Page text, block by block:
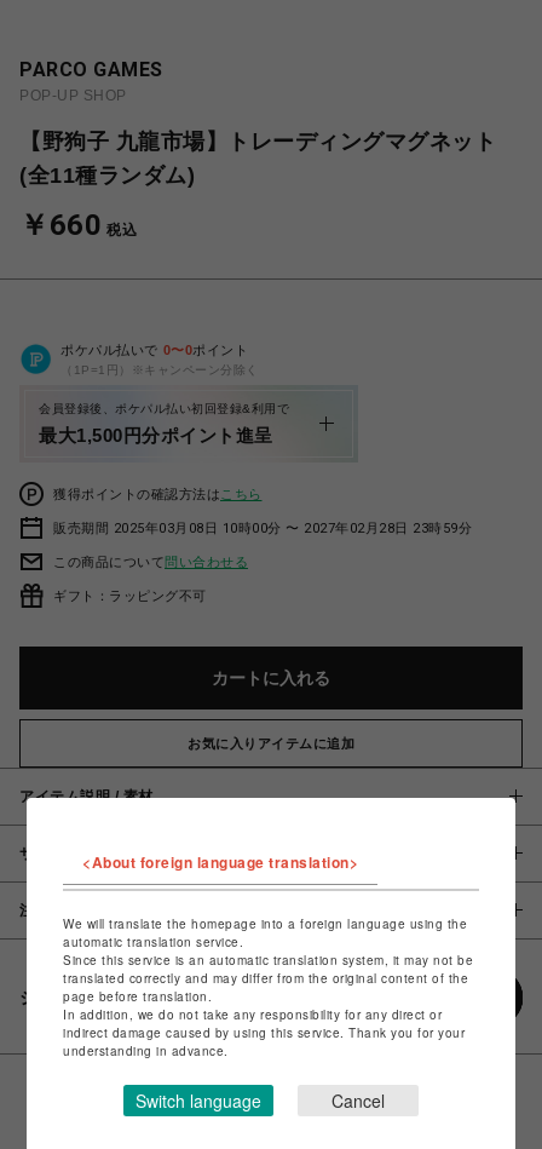
PARCO GAMES
POP-UP SHOP
【野狗子 九龍市場】トレーディングマグネット
(全11種ランダム)
￥660 税込
ポケパル払いで 0〜0ポイント
（1P=1円）※キャンペーン分除く
会員登録後、ポケパル払い初回登録&利用で
最大1,500円分ポイント進呈
獲得ポイントの確認方法は こちら
販売期間 2025年03月08日 10時00分 〜 2027年02月28日 23時59分
この商品について問い合わせる
ギフト：ラッピング不可
カートに入れる
お気に入りアイテムに追加
アイテム説明 / 素材
サイズ
注意事項
シェアする
<About foreign language translation>
We will translate the homepage into a foreign language using the
automatic translation service.
Since this service is an automatic translation system, it may not be
translated correctly and may differ from the original content of the
page before translation.
In addition, we do not take any responsibility for any direct or
indirect damage caused by using this service. Thank you for your
understanding in advance.
Switch language Cancel